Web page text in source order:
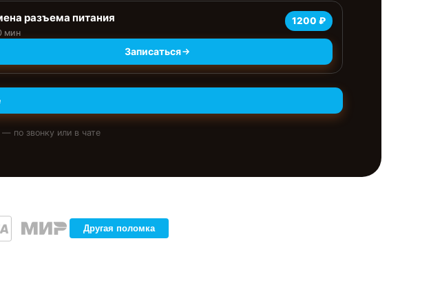
разъема питания
мин
1200 ₽
Записаться
— по звонку или в чате
Другая поломка